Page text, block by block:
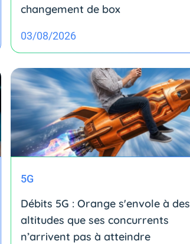
changement de box
03/08/2026
5G
Débits 5G : Orange s'envole à des
altitudes que ses concurrents
n’arrivent pas à atteindre